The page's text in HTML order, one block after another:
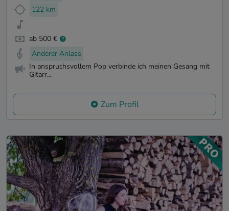
122 km
ab 500 €
Anderer Anlass
In anspruchsvollem Pop verbinde ich meinen Gesang mit
Gitarr...
Zum Profil